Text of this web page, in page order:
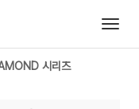
니스
시리즈